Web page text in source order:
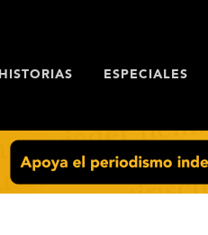
HISTORIAS ESPECIALES